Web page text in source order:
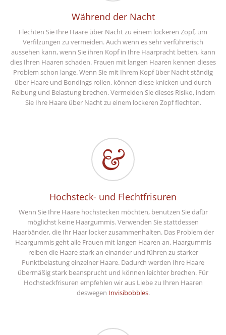
Während der Nacht
Flechten Sie Ihre Haare über Nacht zu einem lockeren Zopf, um
Verfilzungen zu vermeiden. Auch wenn es sehr verführerisch
aussehen kann, wenn Sie ihren Kopf in Ihre Haarpracht betten, kann
dies Ihren Haaren schaden. Frauen mit langen Haaren kennen dieses
Problem schon lange. Wenn Sie mit Ihrem Kopf über Nacht ständig
über Haare und Bondings rollen, können diese knicken und durch
Reibung und Belastung brechen. Vermeiden Sie dieses Risiko, indem
Sie Ihre Haare über Nacht zu einem lockeren Zopf flechten.
Hochsteck- und Flechtfrisuren
Wenn Sie Ihre Haare hochstecken möchten, benutzen Sie dafür
möglichst keine Haargummis. Verwenden Sie stattdessen
Haarbänder, die Ihr Haar locker zusammenhalten. Das Problem der
Haargummis geht alle Frauen mit langen Haaren an. Haargummis
reiben die Haare stark an einander und führen zu starker
Punktbelastung einzelner Haare. Dadurch werden Ihre Haare
übermäßig stark beansprucht und können leichter brechen. Für
Hochsteckfrisuren empfehlen wir aus Liebe zu Ihren Haaren
deswegen Invisibobbles.